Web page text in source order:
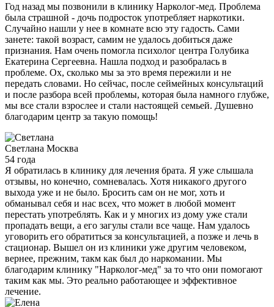
Год назад мы позвонили в клинику Нарколог-мед. Проблема
была страшной - дочь подросток употребляет наркотики.
Случайно нашли у нее в комнате всю эту гадость. Сами
занете: такой возраст, самим не удалось добиться даже
признания. Нам очень помогла психолог центра Голубика
Екатерина Сергеевна. Нашла подход и разобралась в
проблеме. Ох, сколько мы за это время пережили и не
передать словами. Но сейчас, после сеймейных консультаций
и после разбора всей проблемы, которая была намного глубже,
мы все стали взрослее и стали настоящей семьей. Душевно
благодарим центр за такую помощь!
Светлана Москва
54 года
Я обратилась в клинику для лечения брата. Я уже слышала
отзывы, но конечно, сомневалась. Хотя никакого другого
выхода уже и не было. Бросить сам он не мог, хоть и
обманывал себя и нас всех, что может в любой момент
перестать употреблять. Как и у многих из дому уже стали
пропадать вещи, а его загулы стали все чаще. Нам удалось
уговорить его обратиться за консультацией, а позже и лечь в
стационар. Вышел он из клиники уже другим человеком,
вернее, прежним, такм как был до наркомании. Мы
благодарим клинику "Нарколог-мед" за то что они помогают
таким как мы. Это реально работающее и эффективное
лечение.